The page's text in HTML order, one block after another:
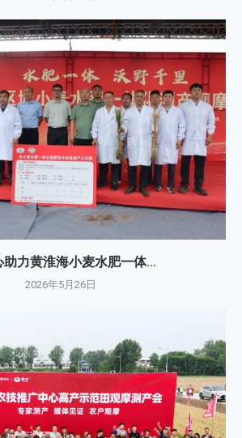
助力黄淮海小麦水肥一体...
2026年5月26日